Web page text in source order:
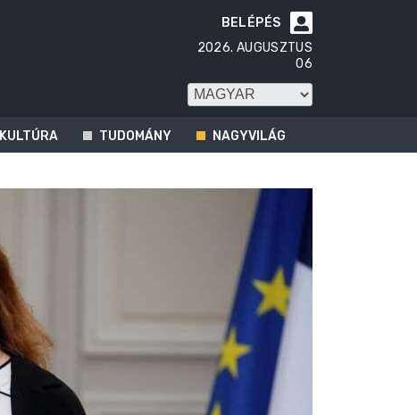

BELÉPÉS
2026. AUGUSZTUS
06
KULTÚRA TUDOMÁNY NAGYVILÁG